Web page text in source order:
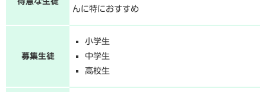
んに特におすすめ
募集生徒
小学生
中学生
高校生